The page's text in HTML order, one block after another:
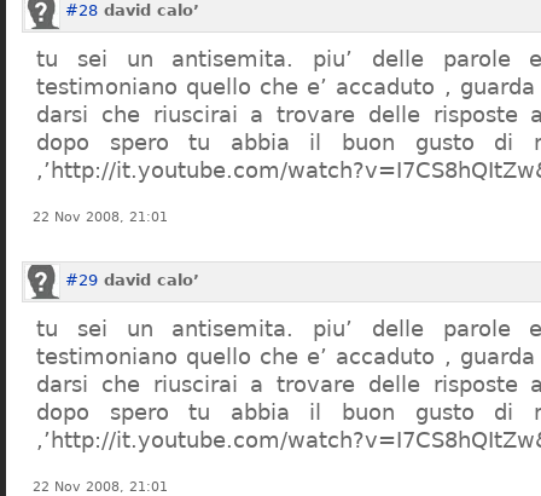
#28 david calo’
tu sei un antisemita. piu’ delle parole
testimoniano quello che e’ accaduto , guarda
darsi che riuscirai a trovare delle risposte
dopo spero tu abbia il buon gusto di
,’http://it.youtube.com/
22 Nov 2008, 21:01
#29 david calo’
tu sei un antisemita. piu’ delle parole
testimoniano quello che e’ accaduto , guarda
darsi che riuscirai a trovare delle risposte
dopo spero tu abbia il buon gusto di
,’http://it.youtube.com/
22 Nov 2008, 21:01